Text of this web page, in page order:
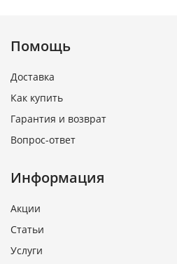
Помощь
Доставка
Как купить
Гарантия и возврат
Вопрос-ответ
Информация
Акции
Статьи
Услуги